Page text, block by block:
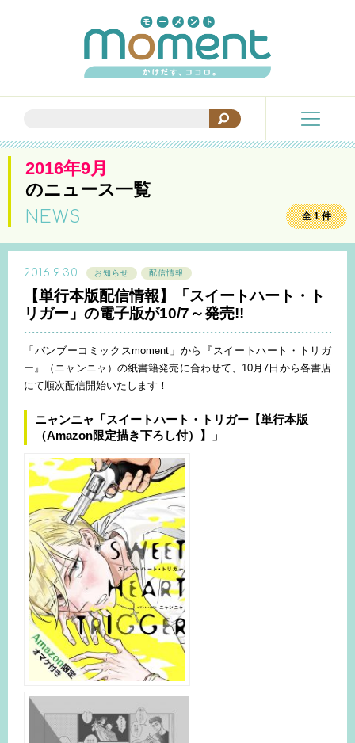
2016年9月
のニュース一覧
NEWS 全 1 件
2016.9.30 お知らせ 配信情報
【単行本版配信情報】「スイートハート・ト
リガー」の電子版が10/7～発売!!
「バンブーコミックスmoment」から『スイートハート・トリガ
ー』（ニャンニャ）の紙書籍発売に合わせて、10月7日から各書店
にて順次配信開始いたします！
ニャンニャ「スイートハート・トリガー【単行本版
（Amazon限定描き下ろし付）】」